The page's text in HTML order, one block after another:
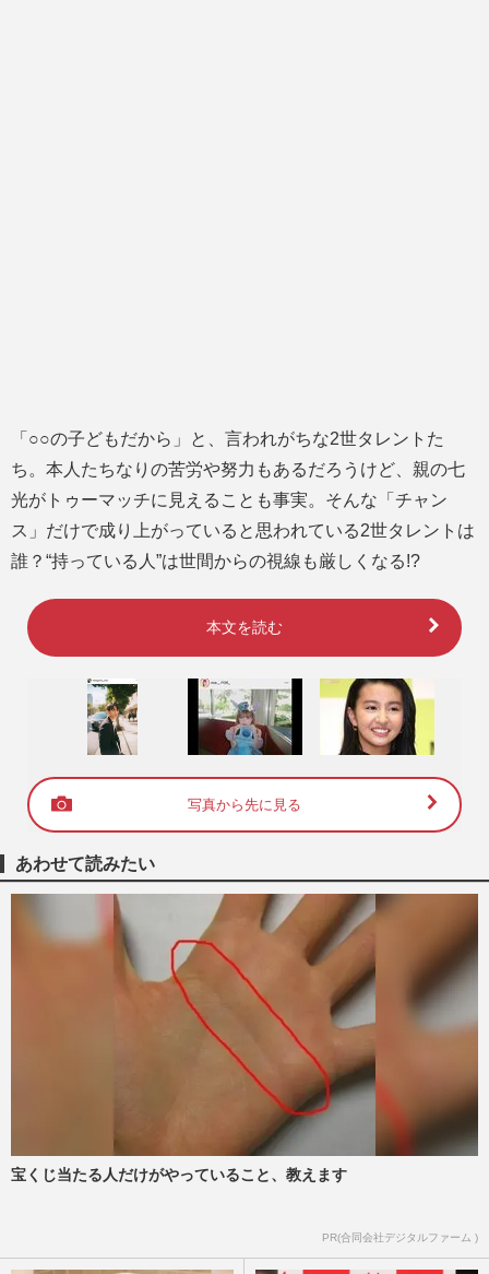
「○○の子どもだから」と、言われがちな2世タレントた
ち。本人たちなりの苦労や努力もあるだろうけど、親の七
光がトゥーマッチに見えることも事実。そんな「チャン
ス」だけで成り上がっていると思われている2世タレントは
誰？“持っている人”は世間からの視線も厳しくなる!?
本文を読む
写真から先に見る
あわせて読みたい
宝くじ当たる人だけがやっていること、教えます
PR(合同会社デジタルファーム )